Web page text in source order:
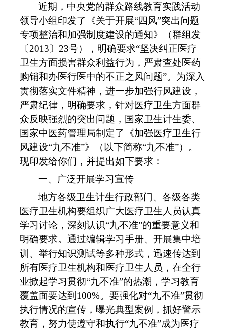
近期，中央党的群众路线教育实践活动
领导小组印发了《关于开展“四风”突出问题
专项整治和加强制度建设的通知》（群组发
〔2013 〕23号），明确要求“坚决纠正医疗
卫生方面损害群众利益行为，严肃查处医药
购销和办医行医中的不正之风问题”。为深入
贯彻落实文件精神，进一步加强行风建设，
严肃纪律，明确要求，针对医疗卫生方面群
众反映强烈的突出问题，国家卫生计生委、
国家中医药管理局制定了《加强医疗卫生行
风建设“九不准”》（以下简称“九不准”）。
现印发给你们，并提出如下要求：
一、广泛开展学习宣传
地方各级卫生计生行政部门、各级各类
医疗卫生机构要组织广大医疗卫生人员认真
学习讨论，深刻认识“九不准”的重要意义和
明确要求。通过编辑学习手册、开展集中培
训、举行知识测试等多种形式，迅速传达到
所有医疗卫生机构和医疗卫生人员，在全行
业掀起学习贯彻“九不准”的热潮，学习教育
覆盖面要达到 100%。要强化对“九不准”贯彻
执行情况的宣传，曝光典型案例，抓好警示
教育，努力使遵守和执行“九不准”成为医疗